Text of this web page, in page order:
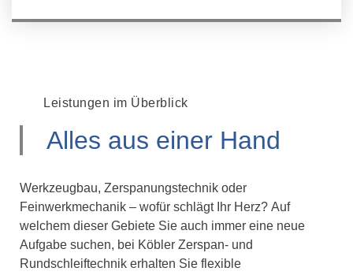
Leistungen im Überblick
Alles aus einer Hand
Werkzeugbau, Zerspanungstechnik oder
Feinwerkmechanik – wofür schlägt Ihr Herz? Auf
welchem dieser Gebiete Sie auch immer eine neue
Aufgabe suchen, bei Köbler Zerspan- und
Rundschleiftechnik erhalten Sie flexible